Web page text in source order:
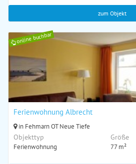
zum Objekt
online buchbar
Ferienwohnung Albrecht
in Fehmarn OT Neue Tiefe
Objekttyp
Ferienwohnung
Größe
77 m²